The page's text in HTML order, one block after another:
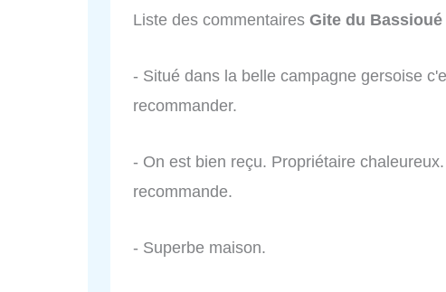
Liste des commentaires Gite du Bassioué
- Situé dans la belle campagne gersoise
recommander.
- On est bien reçu. Propriétaire
recommande.
- Superbe maison.